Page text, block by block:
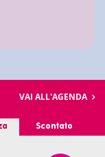
VAI ALL'AGENDA
Scontato